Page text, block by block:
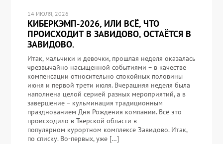
14 ИЮЛЯ, 2026
КИБЕРКЭМП-2026, ИЛИ ВСЁ, ЧТО
ПРОИСХОДИТ В ЗАВИДОВО, ОСТАЁТСЯ В
ЗАВИДОВО.
Итак, мальчики и девочки, прошлая неделя оказалась
чрезвычайно насыщенной событиями – в качестве
компенсации относительно спокойных половины
июня и первой трети июля. Вчерашняя неделя была
наполнена целой серией разных мероприятий, а в
завершение – кульминация традиционным
празднованием Дня Рождения компании. Всё это
происходило в Тверской области в
популярном курортном комплексе Завидово. Итак,
по списку. Во-первых, уже […]